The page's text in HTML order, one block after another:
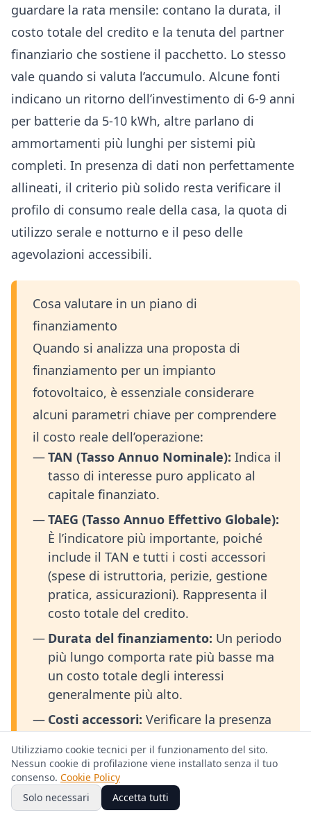
guardare la rata mensile: contano la durata, il
costo totale del credito e la tenuta del partner
finanziario che sostiene il pacchetto. Lo stesso
vale quando si valuta l’accumulo. Alcune fonti
indicano un ritorno dell’investimento di 6-9 anni
per batterie da 5-10 kWh, altre parlano di
ammortamenti più lunghi per sistemi più
completi. In presenza di dati non perfettamente
allineati, il criterio più solido resta verificare il
profilo di consumo reale della casa, la quota di
utilizzo serale e notturno e il peso delle
agevolazioni accessibili.
Cosa valutare in un piano di
finanziamento
Quando si analizza una proposta di
finanziamento per un impianto
fotovoltaico, è essenziale considerare
alcuni parametri chiave per comprendere
il costo reale dell’operazione:
TAN (Tasso Annuo Nominale): Indica il
tasso di interesse puro applicato al
capitale finanziato.
TAEG (Tasso Annuo Effettivo Globale):
È l’indicatore più importante, poiché
include il TAN e tutti i costi accessori
(spese di istruttoria, perizie, gestione
pratica, assicurazioni). Rappresenta il
costo totale del credito.
Durata del finanziamento: Un periodo
più lungo comporta rate più basse ma
un costo totale degli interessi
generalmente più alto.
Costi accessori: Verificare la presenza
pratica, costi di incasso rata e penali
per estinzione anticipata.
Solidità del partner finanziario:
Utilizziamo cookie tecnici per il funzionamento del sito.
Nessun cookie di profilazione viene installato senza il tuo
consenso. Cookie Policy
Solo necessari
Accetta tutti